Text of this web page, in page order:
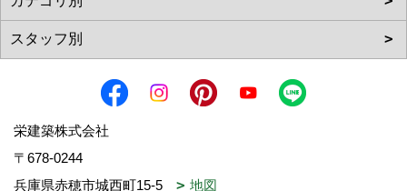
栄建築株式会社
〒678-0244
兵庫県赤穂市城西町15-5
地図